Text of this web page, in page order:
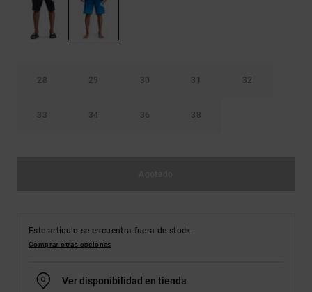
respuestas a
preguntas
de contacto.
28 29 30 31 32
33 34 36 38
Este artículo se encuentra fuera de stock.
Comprar otras opciones
Ver disponibilidad en tienda